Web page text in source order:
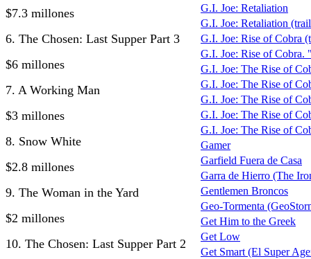
$7.3 millones
6. The Chosen: Last Supper Part 3
$6 millones
7. A Working Man
$3 millones
8. Snow White
$2.8 millones
9. The Woman in the Yard
$2 millones
10. The Chosen: Last Supper Part 2
G.I. Joe: Retaliation
G.I. Joe: Retaliation
G.I. Joe: Rise of Cobra
G.I. Joe: Rise of Cobra.
G.I. Joe: The Rise of
G.I. Joe: The Rise of
G.I. Joe: The Rise of
G.I. Joe: The Rise of
G.I. Joe: The Rise of
Gamer
Garfield Fuera de Casa
Garra de Hierro (The
Gentlemen Broncos
Geo-Tormenta
Get Him to the Greek
Get Low
Get Smart (El Super